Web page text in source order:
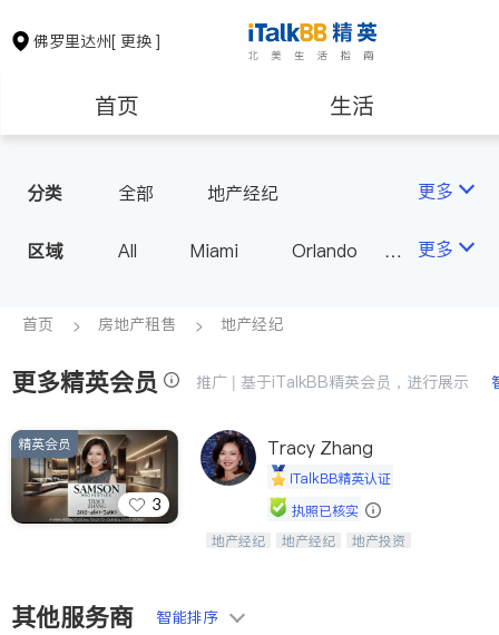
佛罗里达州[ 更换 ]
首页 生活
保险理财 房地产租售
银行贷款
教育 养老
非盈利组织
分类 全部 地产经纪 更多
区域 All Miami
Orlando
FL - Other Cities
更多
首页 房地产租售 地产经纪
更多精英会员 推广 | 基于iTalkBB精英会员，进行展示
3
精英会员 Tracy Zhang
iTalkBB精英认证
执照已核实
Tracy Zhang - 引领大华府地区房产
地产经纪 地产经纪
地产投资
其他服务商 智能排序